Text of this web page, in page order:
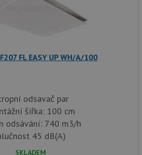
F207 FL EASY UP WH/A/100
odsavač par
šířka: 100 cm
odsávání: 740 m3/h
45 dB(A)
SKLADEM